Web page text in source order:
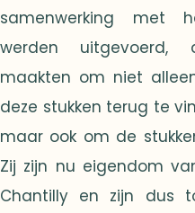
samenwerking met
werden
maakten om niet
deze stukken terug te
maar ook om de
Zij zijn nu eigendom
Chantilly en zijn dus